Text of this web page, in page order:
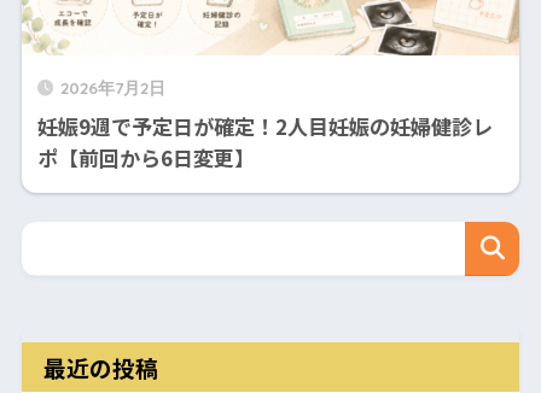
2026年7月2日
妊娠9週で予定日が確定！2人目妊娠の妊婦健診レ
ポ【前回から6日変更】
最近の投稿